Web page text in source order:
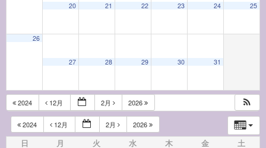
20 21 22 23 24 25
26
27 28 29 30 31
2024 12月 2月 2026
2024 12月 2月 2026
日 月 火 水 木 金 土